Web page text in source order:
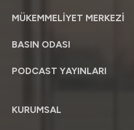
MÜKEMMELİYET MERKEZİ
BASIN ODASI
PODCAST YAYINLARI
KURUMSAL